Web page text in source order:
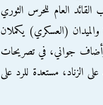
القائد العام للحرس الثوري
والميدان (العسكري) يكملان
جواني، في تصريحات
على الزناد، مستعدة للرد على